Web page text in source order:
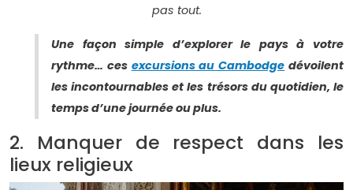
pas tout.
Une façon simple d’explorer le pays à votre
rythme… ces excursions au Cambodge dévoilent
les incontournables et les trésors du quotidien, le
temps d’une journée ou plus.
2. Manquer de respect dans les
lieux religieux